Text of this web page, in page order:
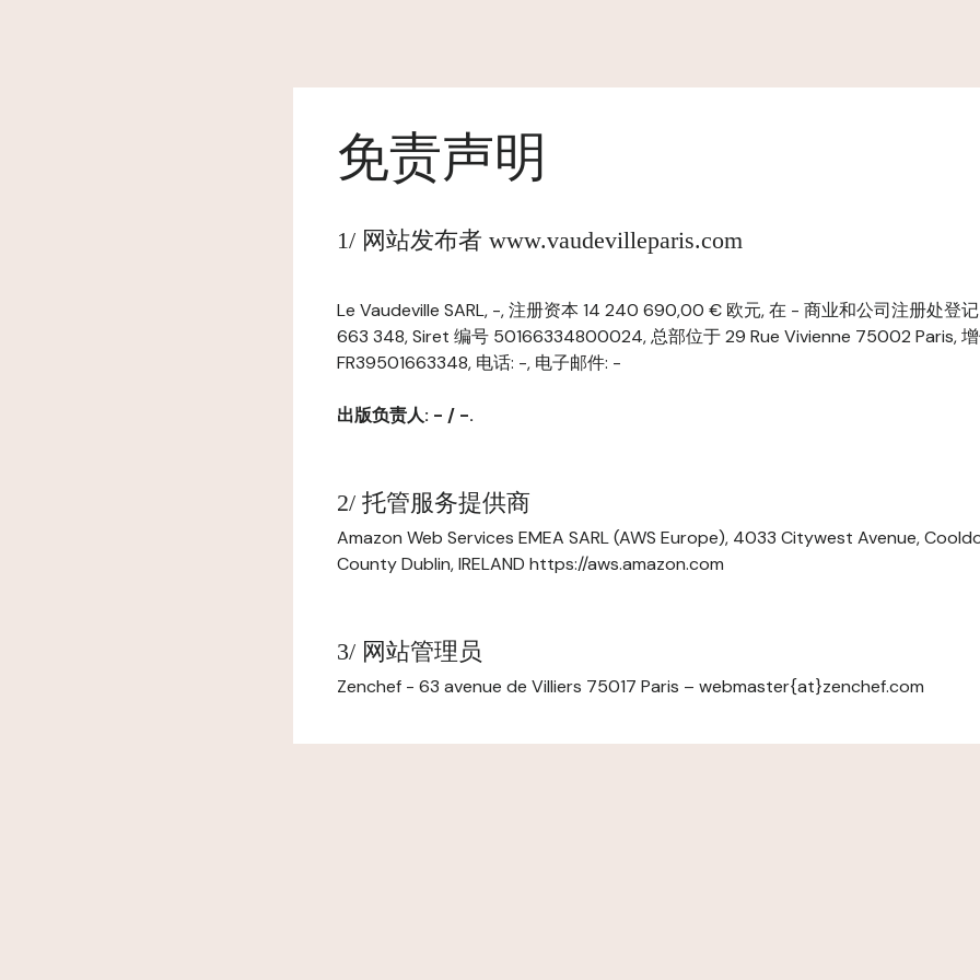
免责声明
1/ 网站发布者 www.vaudevilleparis.com
Le Vaudeville SARL, -, 注册资本 14 240 690,00 € 欧元, 在 - 商业和公司注册处登
663 348, Siret 编号 50166334800024, 总部位于 29 Rue Vivienne 75002 Paris,
FR39501663348, 电话: -, 电子邮件: -
出版负责人: - / -.
2/ 托管服务提供商
Amazon Web Services EMEA SARL (AWS Europe), 4033 Citywest Avenue,
County Dublin, IRELAND https://aws.amazon.com
3/ 网站管理员
Zenchef - 63 avenue de Villiers 75017 Paris – webmaster{at}zenchef.com